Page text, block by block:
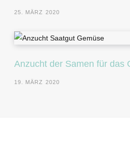
25. MÄRZ 2020
Anzucht der Samen für das
19. MÄRZ 2020